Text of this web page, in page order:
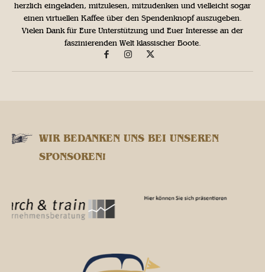
herzlich eingeladen, mitzulesen, mitzudenken und vielleicht sogar
einen virtuellen Kaffee über den Spendenknopf auszugeben.
Vielen Dank für Eure Unterstützung und Euer Interesse an der
faszinierenden Welt klassischer Boote.
WIR BEDANKEN UNS BEI UNSEREN
SPONSOREN!